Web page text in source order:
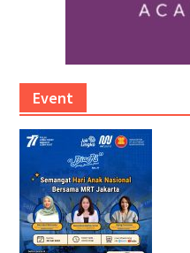
Event